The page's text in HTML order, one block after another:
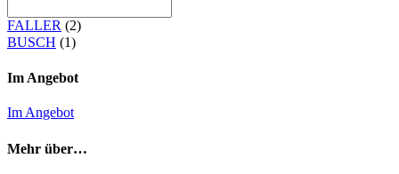
FALLER (2)
BUSCH (1)
Im Angebot
Im Angebot
Mehr über…